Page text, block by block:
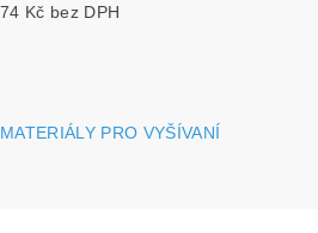
74 Kč bez DPH
MATERIÁLY PRO VYŠÍVANÍ